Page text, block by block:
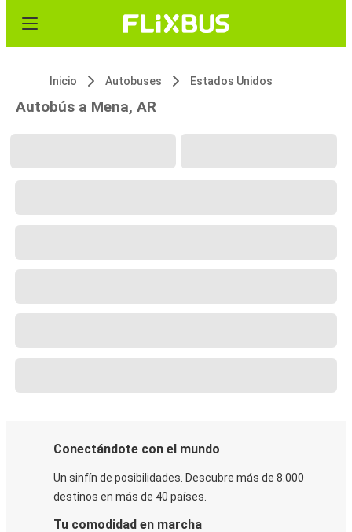
Inicio Autobuses Estados Unidos
Autobús a Mena, AR
Conectándote con el mundo
Un sinfín de posibilidades. Descubre más de 8.000
destinos en más de 40 países.
Tu comodidad en marcha